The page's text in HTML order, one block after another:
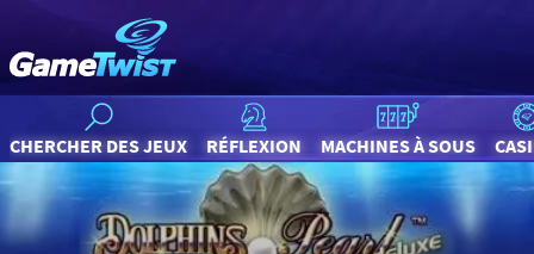
CHERCHER DES JEUX RÉFLEXION MACHINES À SOUS